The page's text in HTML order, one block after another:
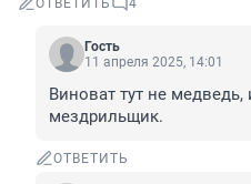
ОТВЕТИТЬ 4
Гость
11 апреля 2025, 14:01
Виноват тут не
мездрильщик.
ОТВЕТИТЬ